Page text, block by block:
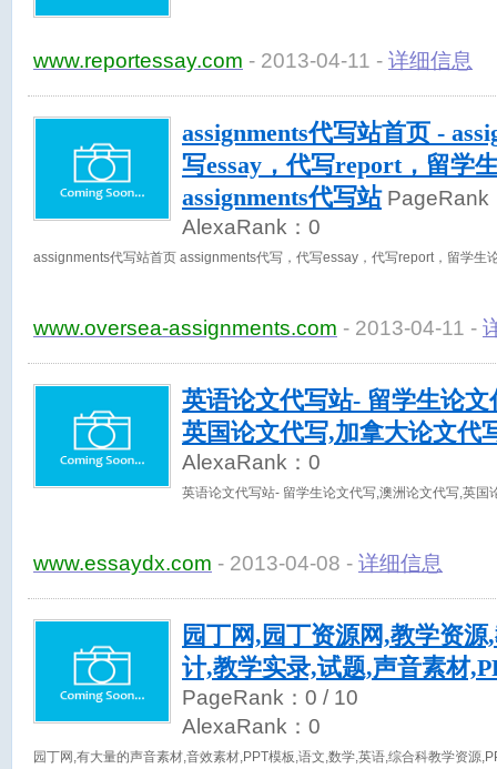
www.reportessay.com - 2013-04-11 - 详细信息
assignments代写站首页 -
写essay，代写report，留学
assignments代写站PageRank
AlexaRank： 0
assignments代写站首页 assignments代写，代写essay，代写report，留学生
www.oversea-assignments.com - 2013-04-11 -
英语论文代写站- 留学生论
英国论文代写,加拿大论文代
AlexaRank： 0
英语论文代写站- 留学生论文代写,澳洲论文代写,英国
www.essaydx.com - 2013-04-08 - 详细信息
园丁网,园丁资源网,教学资
计,教学实录,试题,声音素材
PageRank： 0 / 10
AlexaRank： 0
园丁网,有大量的声音素材,音效素材,PPT模板,语文,数学,英语,综合科教学资源